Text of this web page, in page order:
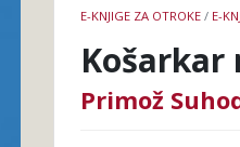
knjige
E-KNJIGE ZA OTROKE / E-
Košarkar
Primož